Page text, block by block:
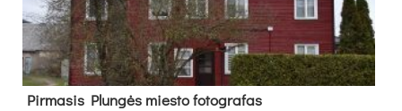
Pir­ma­sis Plun­gės mies­to fo­tog­ra­fas